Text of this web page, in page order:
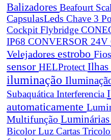
Balizadores Beafourt
CapsulasLeds Chave 3
Cockpit Flybridge
IP68 CONVERSOR 24V
Velejadores estrobo
sensor HELProtect Ilhas
iluminação
Subaquática Interferencia
automaticamente
Multifunção
BicolorLuz Cartas